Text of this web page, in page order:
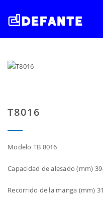
T8016
Modelo TB 8016
Capacidad de alesado (mm)
Recorrido de la manga (mm)